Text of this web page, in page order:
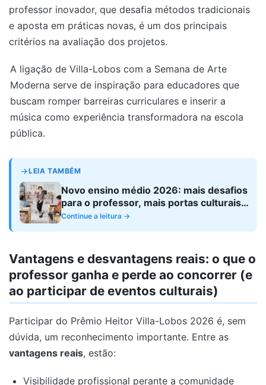
professor inovador, que desafia métodos tradicionais
e aposta em práticas novas, é um dos principais
critérios na avaliação dos projetos.
A ligação de Villa-Lobos com a Semana de Arte
Moderna serve de inspiração para educadores que
buscam romper barreiras curriculares e inserir a
música como experiência transformadora na escola
pública.
LEIA TAMBÉM
Novo ensino médio 2026: mais desafios
para o professor, mais portas culturais
abertas?
Continue a leitura →
Vantagens e desvantagens reais: o que o
professor ganha e perde ao concorrer (e
ao participar de eventos culturais)
Participar do Prêmio Heitor Villa-Lobos 2026 é, sem
dúvida, um reconhecimento importante. Entre as
vantagens reais, estão:
Visibilidade profissional perante a comunidade